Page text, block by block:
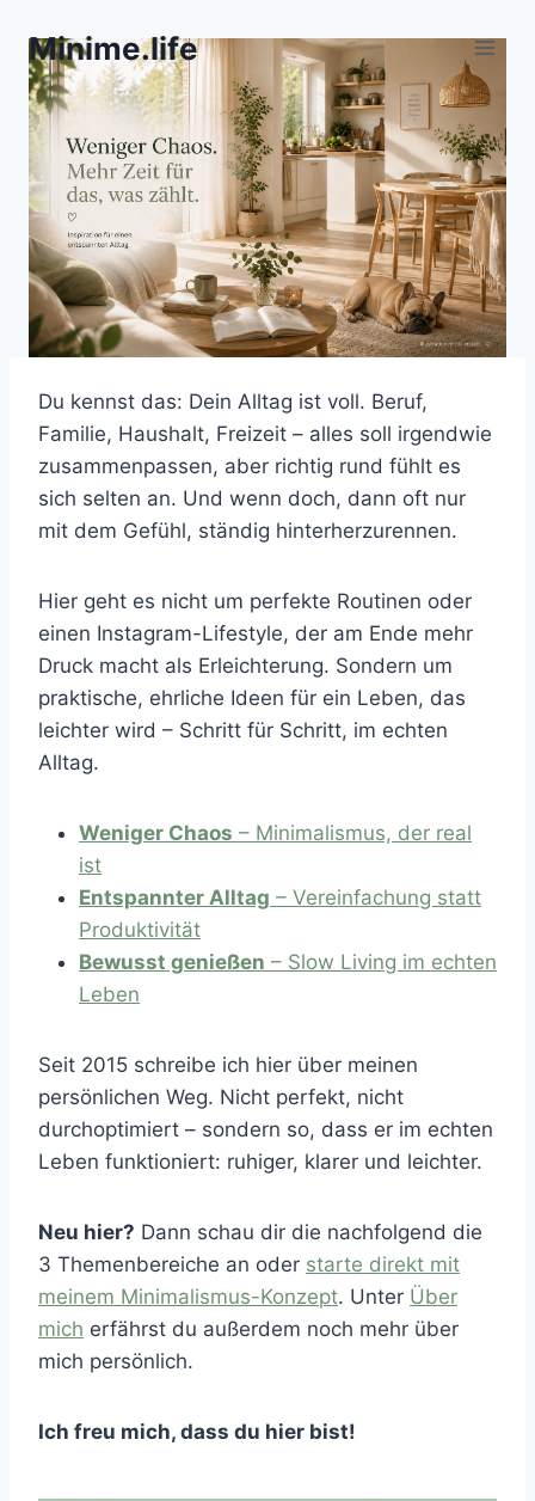
Inhalt
springen
Minime.life
Du kennst das: Dein Alltag ist voll. Beruf,
Familie, Haushalt, Freizeit – alles soll irgendwie
zusammenpassen, aber richtig rund fühlt es
sich selten an. Und wenn doch, dann oft nur
mit dem Gefühl, ständig hinterherzurennen.
Hier geht es nicht um perfekte Routinen oder
einen Instagram-Lifestyle, der am Ende mehr
Druck macht als Erleichterung. Sondern um
praktische, ehrliche Ideen für ein Leben, das
leichter wird – Schritt für Schritt, im echten
Alltag.
Weniger Chaos – Minimalismus, der real
ist
Entspannter Alltag – Vereinfachung statt
Produktivität
Bewusst genießen – Slow Living im echten
Leben
Seit 2015 schreibe ich hier über meinen
persönlichen Weg. Nicht perfekt, nicht
durchoptimiert – sondern so, dass er im echten
Leben funktioniert: ruhiger, klarer und leichter.
Neu hier? Dann schau dir die nachfolgend die
3 Themenbereiche an oder starte direkt mit
meinem Minimalismus-Konzept. Unter Über
mich erfährst du außerdem noch mehr über
mich persönlich.
Ich freu mich, dass du hier bist!